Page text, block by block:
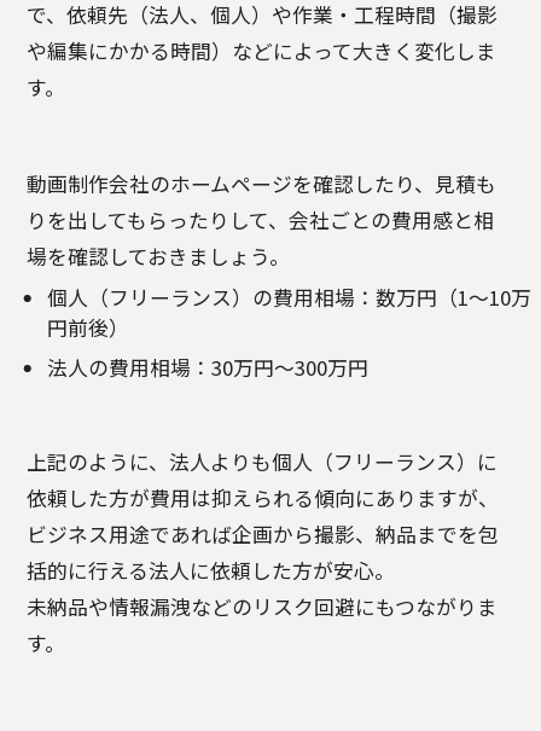
で、依頼先（法人、個人）や作業・工程時間（撮影
や編集にかかる時間）などによって大きく変化しま
す。
動画制作会社のホームページを確認したり、見積も
りを出してもらったりして、会社ごとの費用感と相
場を確認しておきましょう。
個人（フリーランス）の費用相場：数万円（1〜10万
円前後）
法人の費用相場：30万円〜300万円
上記のように、法人よりも個人（フリーランス）に
依頼した方が費用は抑えられる傾向にありますが、
ビジネス用途であれば企画から撮影、納品までを包
括的に行える法人に依頼した方が安心。
未納品や情報漏洩などのリスク回避にもつながりま
す。